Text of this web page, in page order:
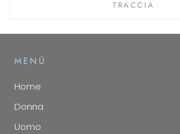
TRACCIA
MENÙ
Home
Donna
Uomo